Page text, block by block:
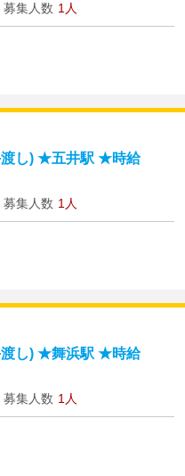
募集人数 1人
渡し) ★五井駅 ★時給
募集人数 1人
渡し) ★舞浜駅 ★時給
募集人数 1人